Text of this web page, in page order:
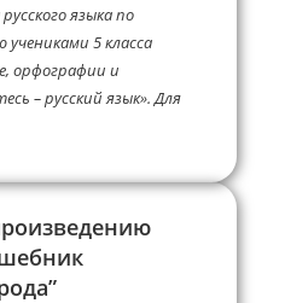
языка по
5 класса
орфографии и
– русский язык». Для